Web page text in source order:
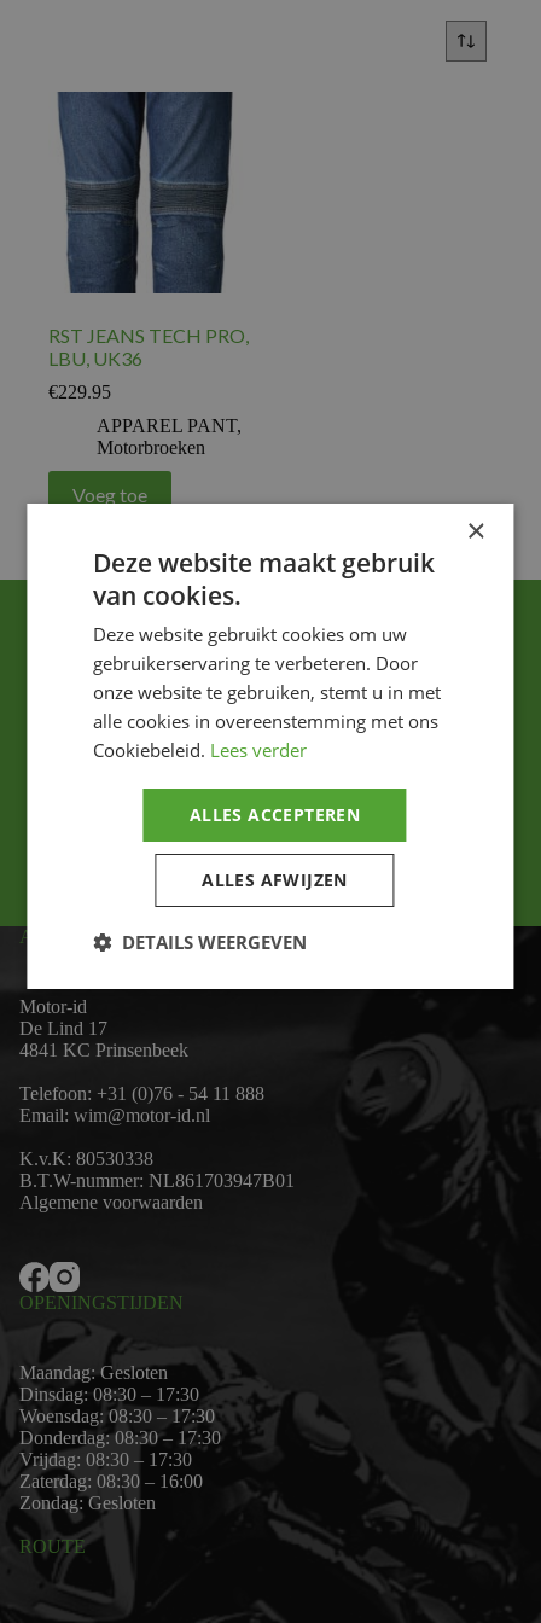
RST JEANS TECH PRO,
LBU, UK36
€229.95
APPAREL PANT,
Motorbroeken
Voeg toe
Ik ga akkoord met het privacybeleid.
ADRES
Motor-id
De Lind 17
4841 KC Prinsenbeek
Telefoon: +31 (0)76 - 54 11 888
Email: wim@motor-id.nl
K.v.K: 80530338
B.T.W-nummer: NL861703947B01
Algemene voorwaarden
OPENINGSTIJDEN
Maandag: Gesloten
Dinsdag: 08:30 – 17:30
Woensdag: 08:30 – 17:30
Donderdag: 08:30 – 17:30
Vrijdag: 08:30 – 17:30
Zaterdag: 08:30 – 16:00
Zondag: Gesloten
ROUTE
×
Deze website maakt gebruik
van cookies.
Deze website gebruikt cookies om uw
gebruikerservaring te verbeteren. Door
onze website te gebruiken, stemt u in met
alle cookies in overeenstemming met ons
Cookiebeleid. Lees verder
ALLES ACCEPTEREN
ALLES AFWIJZEN
DETAILS WEERGEVEN